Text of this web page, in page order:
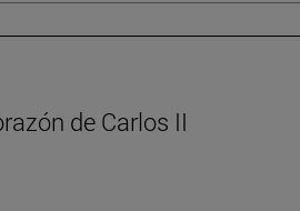
de Carlos II